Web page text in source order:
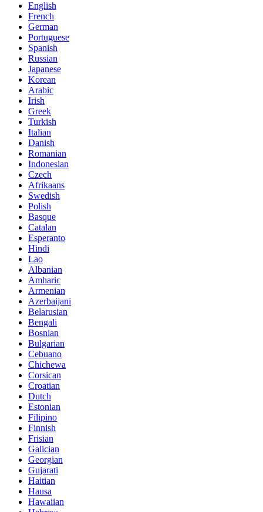
English
French
German
Portuguese
Spanish
Russian
Japanese
Korean
Arabic
Irish
Greek
Turkish
Italian
Danish
Romanian
Indonesian
Czech
Afrikaans
Swedish
Polish
Basque
Catalan
Esperanto
Hindi
Lao
Albanian
Amharic
Armenian
Azerbaijani
Belarusian
Bengali
Bosnian
Bulgarian
Cebuano
Chichewa
Corsican
Croatian
Dutch
Estonian
Filipino
Finnish
Frisian
Galician
Georgian
Gujarati
Haitian
Hausa
Hawaiian